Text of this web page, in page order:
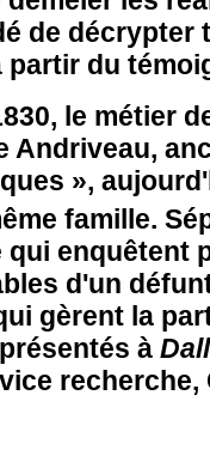
de décrypter
du
le métier
Andriveau,
»,
famille.
enquêtent
d'un
gèrent la
à
recherche,